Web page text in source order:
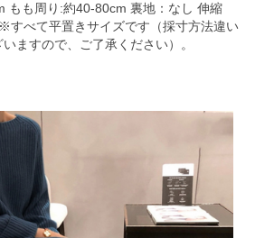
もも周り:約40-80cm 裏地：なし 伸縮
すべて平置きサイズです（採寸方法違い
ますので、ご了承ください）。